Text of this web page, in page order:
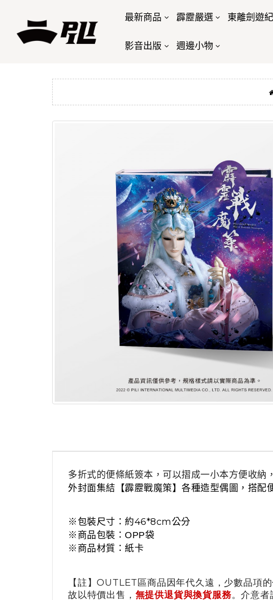
最新商品 霹靂嚴選 東離劍遊紀
影音出版 週邊小物
多折式的便條紙簽本，可以摺成一小本方便收納
外封面集結【霹靂戰魔策】各種造型偶圖，搭
※包裝尺寸：約46*8cm公分
※商品包裝 ： OPP袋
※商品材質 ：紙卡
【註】OUTLET區商品因年代久遠，少數品項
故以特價出售， 無提供退貨與換貨服務。介意者